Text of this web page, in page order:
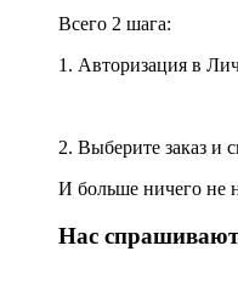
Всего 2 шага:
1. Авторизация в
2. Выберите заказ и
И больше ничего не
Нас